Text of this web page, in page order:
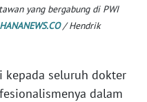
yang bergabung di PWI
/ Hendrik
kepada seluruh dokter
dalam